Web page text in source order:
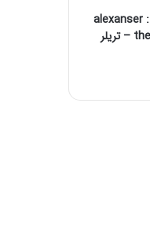
نقد و بررسی سریال alexanser :
the making of a god – تریلر